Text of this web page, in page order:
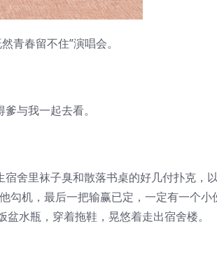
春留不住”演唱会。
与我一起去看。
舍里袜子臭和散落书桌的好几付扑克，
勾机，最后一把输赢已定，一定有一个小
水瓶，穿着拖鞋，晃悠着走出宿舍楼。